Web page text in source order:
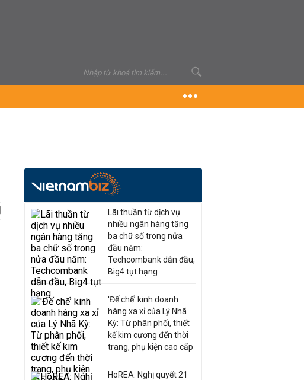
Lãi thuần từ dịch vụ
nhiều ngân hàng tăng
ba chữ số trong nửa
đầu năm:
Techcombank dẫn đầu,
Big4 tụt hạng
'Đế chế’ kinh doanh
hàng xa xỉ của Lý Nhã
Kỳ: Từ phân phối, thiết
kế kim cương đến thời
trang, phụ kiện cao cấp
HoREA: Nghị quyết 21